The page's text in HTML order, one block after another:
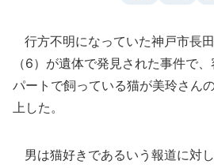
行方不明になっていた神戸市長
（6）が遺体で発見された事件で
パートで飼っている猫が美玲さん
上した。
男は猫好きであるいう報道に対